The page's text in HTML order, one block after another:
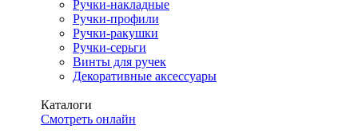
Ручки-накладные
Ручки-профили
Ручки-ракушки
Ручки-серьги
Винты для ручек
Декоративные аксессуары
Каталоги
Смотреть онлайн